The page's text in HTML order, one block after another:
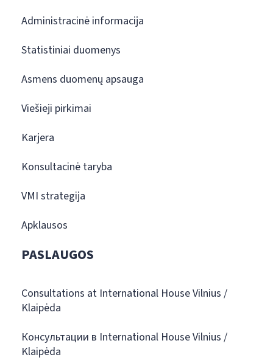
Administracinė informacija
Statistiniai duomenys
Asmens duomenų apsauga
Viešieji pirkimai
Karjera
Konsultacinė taryba
VMI strategija
Apklausos
PASLAUGOS
Consultations at International House Vilnius /
Klaipėda
Консультации в International House Vilnius /
Klaipėda